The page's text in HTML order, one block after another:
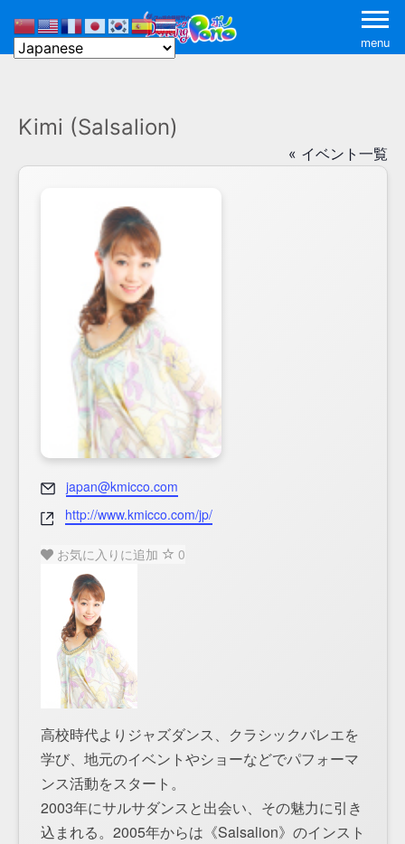
menu
Kimi (Salsalion)
« イベント一覧
Email
japan@kmicco.com
Website
http://www.kmicco.com/jp/
お気に入りに追加 0
高校時代よりジャズダンス、クラシックバレエを
学び、地元のイベントやショーなどでパフォーマ
ンス活動をスタート。
2003年にサルサダンスと出会い、その魅力に引き
込まれる。2005年からは《Salsalion》のインスト